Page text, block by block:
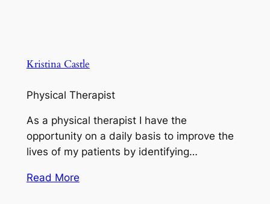
Kristina Castle
Physical Therapist
As a physical therapist I have the
opportunity on a daily basis to improve the
lives of my patients by identifying…
Read More